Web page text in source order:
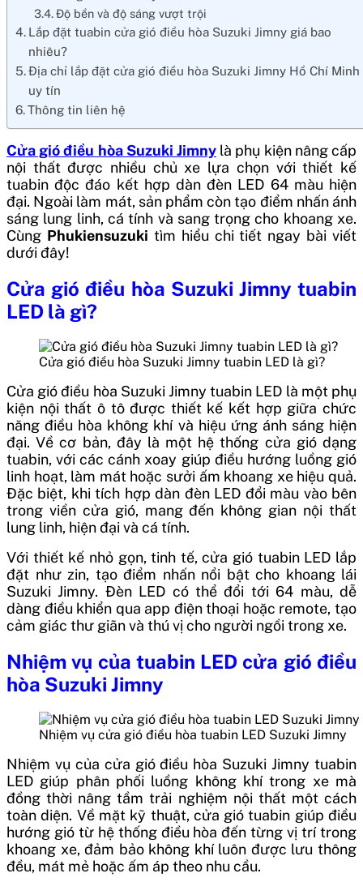
Độ bền và độ sáng vượt trội
Lắp đặt tuabin cửa gió điều hòa Suzuki Jimny giá bao
nhiêu?
Địa chỉ lắp đặt cửa gió điều hòa Suzuki Jimny Hồ Chí Minh
uy tín
Thông tin liên hệ
Cửa gió điều hòa Suzuki Jimny là phụ kiện nâng cấp
nội thất được nhiều chủ xe lựa chọn với thiết kế
tuabin độc đáo kết hợp dàn đèn LED 64 màu hiện
đại. Ngoài làm mát, sản phẩm còn tạo điểm nhấn ánh
sáng lung linh, cá tính và sang trọng cho khoang xe.
Cùng Phukiensuzuki tìm hiểu chi tiết ngay bài viết
dưới đây!
Cửa gió điều hòa Suzuki Jimny tuabin
LED là gì?
Cửa gió điều hòa Suzuki Jimny tuabin LED là gì?
Cửa gió điều hòa Suzuki Jimny tuabin LED là một phụ
kiện nội thất ô tô được thiết kế kết hợp giữa chức
năng điều hòa không khí và hiệu ứng ánh sáng hiện
đại. Về cơ bản, đây là một hệ thống cửa gió dạng
tuabin, với các cánh xoay giúp điều hướng luồng gió
linh hoạt, làm mát hoặc sưởi ấm khoang xe hiệu quả.
Đặc biệt, khi tích hợp dàn đèn LED đổi màu vào bên
trong viền cửa gió, mang đến không gian nội thất
lung linh, hiện đại và cá tính.
Với thiết kế nhỏ gọn, tinh tế, cửa gió tuabin LED lắp
đặt như zin, tạo điểm nhấn nổi bật cho khoang lái
Suzuki Jimny. Đèn LED có thể đổi tới 64 màu, dễ
dàng điều khiển qua app điện thoại hoặc remote, tạo
cảm giác thư giãn và thú vị cho người ngồi trong xe.
Nhiệm vụ của tuabin LED cửa gió điều
hòa Suzuki Jimny
Nhiệm vụ cửa gió điều hòa tuabin LED Suzuki Jimny
Nhiệm vụ của cửa gió điều hòa Suzuki Jimny tuabin
LED giúp phân phối luồng không khí trong xe mà
đồng thời nâng tầm trải nghiệm nội thất một cách
toàn diện. Về mặt kỹ thuật, cửa gió tuabin giúp điều
hướng gió từ hệ thống điều hòa đến từng vị trí trong
khoang xe, đảm bảo không khí luôn được lưu thông
đều, mát mẻ hoặc ấm áp theo nhu cầu.